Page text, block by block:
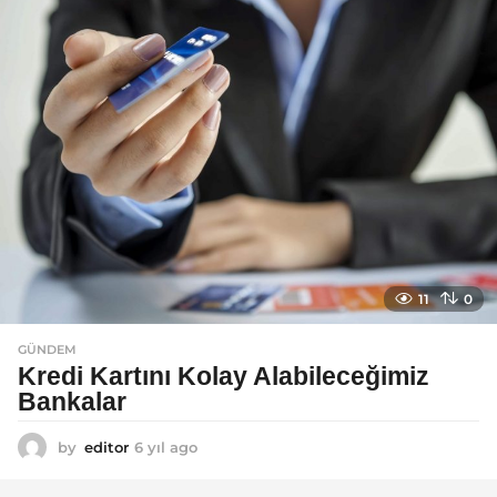
g
o
11 0
GÜNDEM
Kredi Kartını Kolay Alabileceğimiz
Bankalar
by editor 6 yıl ago